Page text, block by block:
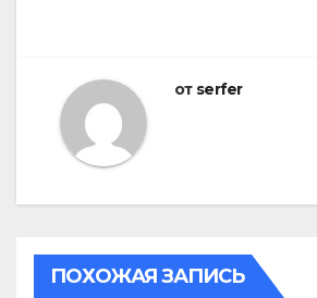
от serfer
ПОХОЖАЯ ЗАПИСЬ